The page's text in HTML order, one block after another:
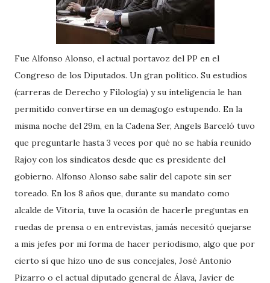
Fue Alfonso Alonso, el actual portavoz del PP en el
Congreso de los Diputados. Un gran político. Su estudios
(carreras de Derecho y Filología) y su inteligencia le han
permitido convertirse en un demagogo estupendo. En la
misma noche del 29m, en la Cadena Ser, Angels Barceló tuvo
que preguntarle hasta 3 veces por qué no se había reunido
Rajoy con los sindicatos desde que es presidente del
gobierno. Alfonso Alonso sabe salir del capote sin ser
toreado. En los 8 años que, durante su mandato como
alcalde de Vitoria, tuve la ocasión de hacerle preguntas en
ruedas de prensa o en entrevistas, jamás necesitó quejarse
a mis jefes por mi forma de hacer periodismo, algo que por
cierto sí que hizo uno de sus concejales, José Antonio
Pizarro o el actual diputado general de Álava, Javier de